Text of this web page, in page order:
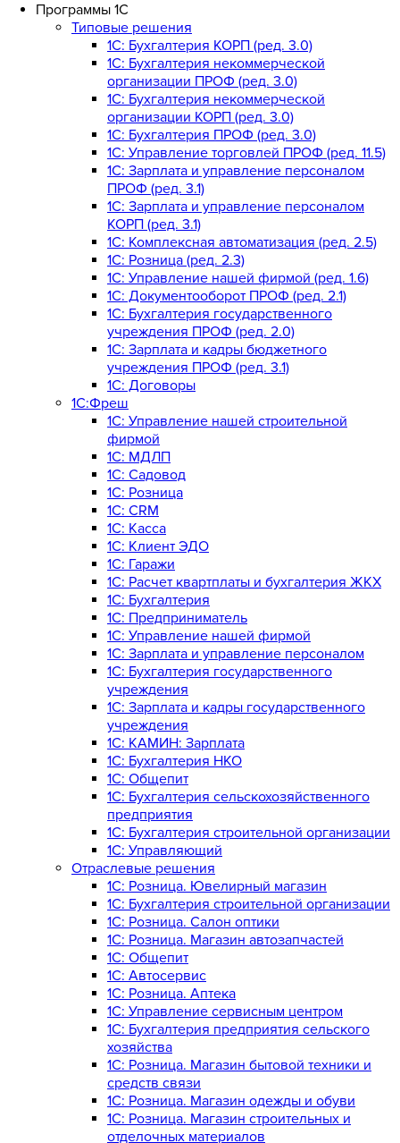
Программы 1С
Типовые решения
1C: Бухгалтерия КОРП (ред. 3.0)
1С: Бухгалтерия некоммерческой
организации ПРОФ (ред. 3.0)
1С: Бухгалтерия некоммерческой
организации КОРП (ред. 3.0)
1C: Бухгалтерия ПРОФ (ред. 3.0)
1C: Управление торговлей ПРОФ (ред. 11.5)
1C: Зарплата и управление персоналом
ПРОФ (ред. 3.1)
1C: Зарплата и управление персоналом
КОРП (ред. 3.1)
1C: Комплексная автоматизация (ред. 2.5)
1С: Розница (ред. 2.3)
1С: Управление нашей фирмой (ред. 1.6)
1С: Документооборот ПРОФ (ред. 2.1)
1C: Бухгалтерия государственного
учреждения ПРОФ (ред. 2.0)
1C: Зарплата и кадры бюджетного
учреждения ПРОФ (ред. 3.1)
1С: Договоры
1С:Фреш
1С: Управление нашей строительной
фирмой
1С: МДЛП
1С: Садовод
1С: Розница
1C: CRM
1C: Касса
1С: Клиент ЭДО
1С: Гаражи
1C: Расчет квартплаты и бухгалтерия ЖКХ
1C: Бухгалтерия
1C: Предприниматель
1C: Управление нашей фирмой
1C: Зарплата и управление персоналом
1C: Бухгалтерия государственного
учреждения
1C: Зарплата и кадры государственного
учреждения
1C: КАМИН: Зарплата
1C: Бухгалтерия НКО
1С: Общепит
1С: Бухгалтерия сельскохозяйст­венного
предприятия
1С: Бухгалтерия строительной организации
1С: Управляющий
Отраслевые решения
1С: Розница. Ювелирный магазин
1С: Бухгалтерия строительной организации
1С: Розница. Салон оптики
1С: Розница. Магазин автозапчастей
1C: Общепит
1С: Автосервис
1С: Розница. Аптека
1С: Управление сервисным центром
1С: Бухгалтерия предприятия сельского
хозяйства
1С: Розница. Магазин бытовой техники и
средств связи
1С: Розница. Магазин одежды и обуви
1С: Розница. Магазин строительных и
отделочных материалов